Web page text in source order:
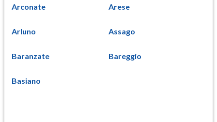
Arconate Arese
Arluno Assago
Baranzate Bareggio
Basiano